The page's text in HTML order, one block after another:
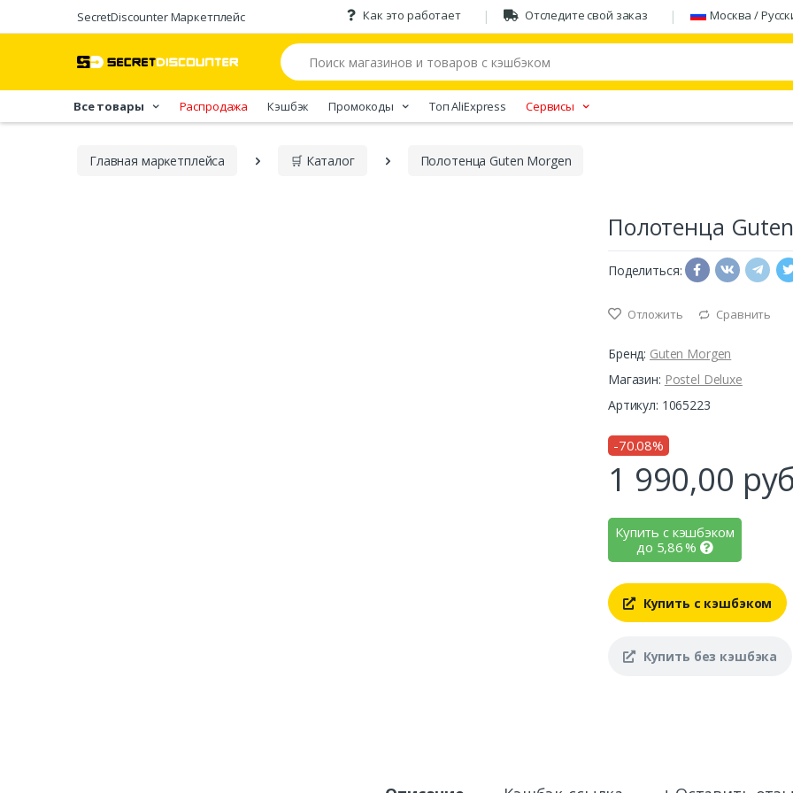
SecretDiscounter Маркетплейс Как это работает Отследите свой заказ Москва /
Все товары Распродажа Кэшбэк Промокоды Tоп AliExpress Сервисы
Главная марĸетплейса 🛒 Каталог Полотенца Guten Morgen
Полотенца
Поделиться:
Отложить Сравнить
Бренд: Guten Morgen
Магазин: Postel Deluxe
Артикул: 1065223
-70.08%
1 990,00
Купить с кэшбэком
до 5,86%
Купить с кэшбэком
Купить без кэшбэка